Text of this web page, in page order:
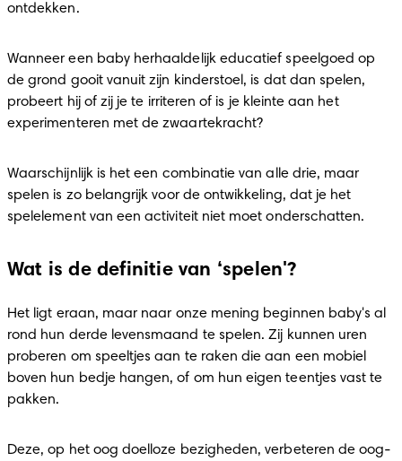
ontdekken.
Wanneer een baby herhaaldelijk educatief speelgoed op
de grond gooit vanuit zijn kinderstoel, is dat dan spelen,
probeert hij of zij je te irriteren of is je kleinte aan het
experimenteren met de zwaartekracht?
Waarschijnlijk is het een combinatie van alle drie, maar
spelen is zo belangrijk voor de ontwikkeling, dat je het
spelelement van een activiteit niet moet onderschatten.
Wat is de definitie van ‘spelen'?
Het ligt eraan, maar naar onze mening beginnen baby's al
rond hun derde levensmaand te spelen. Zij kunnen uren
proberen om speeltjes aan te raken die aan een mobiel
boven hun bedje hangen, of om hun eigen teentjes vast te
pakken.
Deze, op het oog doelloze bezigheden, verbeteren de oog-